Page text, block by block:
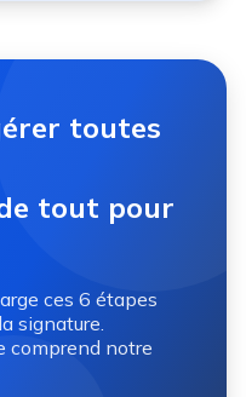
toutes
tout pour
ces 6 étapes
signature.
comprend notre